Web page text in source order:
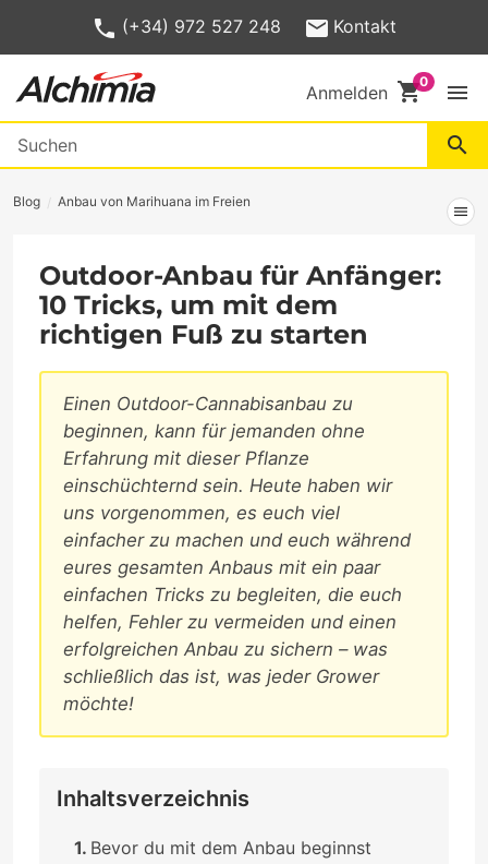
(+34) 972 527 248 Kontakt
Anmelden shopping_cart menu
search
Blog Anbau von Marihuana im Freien
menu
Outdoor-Anbau für Anfänger:
10 Tricks, um mit dem
richtigen Fuß zu starten
Einen Outdoor-Cannabisanbau zu
beginnen, kann für jemanden ohne
Erfahrung mit dieser Pflanze
einschüchternd sein. Heute haben wir
uns vorgenommen, es euch viel
einfacher zu machen und euch während
eures gesamten Anbaus mit ein paar
einfachen Tricks zu begleiten, die euch
helfen, Fehler zu vermeiden und einen
erfolgreichen Anbau zu sichern – was
schließlich das ist, was jeder Grower
möchte!
Inhaltsverzeichnis
Bevor du mit dem Anbau beginnst